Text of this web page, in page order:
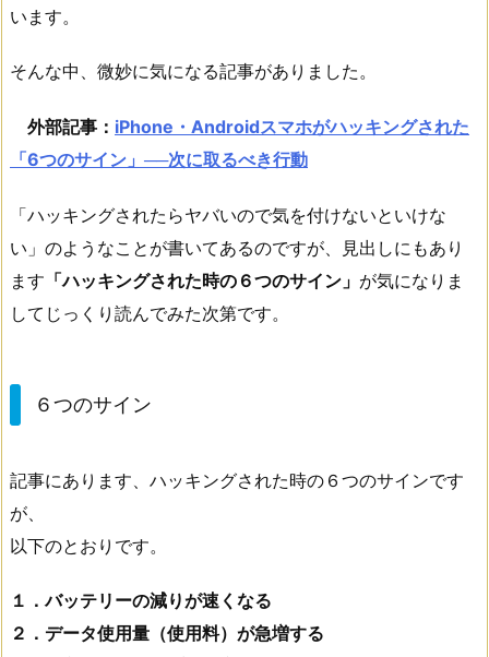
います。
そんな中、微妙に気になる記事がありました。
外部記事： iPhone・Androidスマホがハッキングされた
「6つのサイン」──次に取るべき行動
「ハッキングされたらヤバいので気を付けないといけな
い」のようなことが書いてあるのですが、見出しにもあり
ます 「ハッキングされた時の６つのサイン」 が気になりま
してじっくり読んでみた次第です。
６つのサイン
記事にあります、ハッキングされた時の６つのサインです
が、
以下のとおりです。
１．バッテリーの減りが速くなる
２．データ使用量（使用料）が急増する